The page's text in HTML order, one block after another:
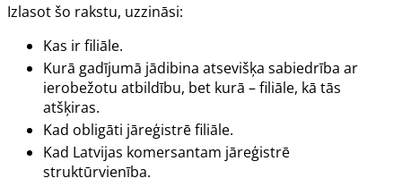
Izlasot šo rakstu, uzzināsi:
Kas ir filiāle.
Kurā gadījumā jādibina atsevišķa sabiedrība ar
ierobežotu atbildību, bet kurā – filiāle, kā tās
atšķiras.
Kad obligāti jāreģistrē filiāle.
Kad Latvijas komersantam jāreģistrē
struktūrvienība.